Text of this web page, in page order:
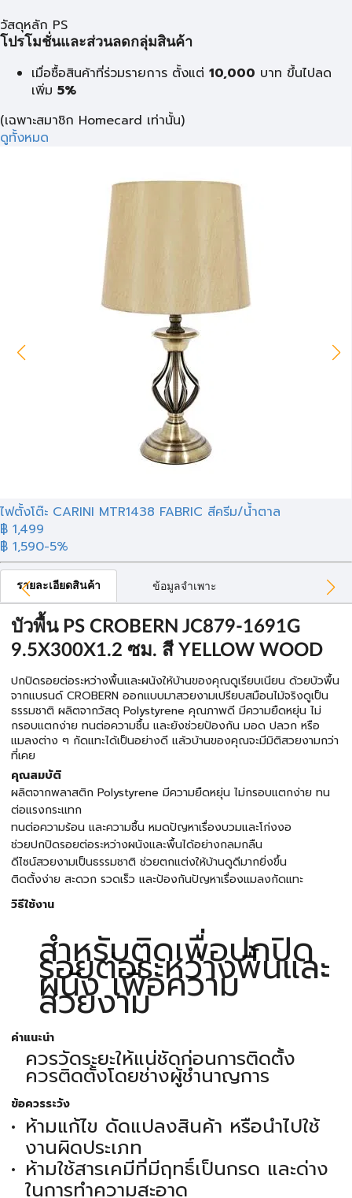
วัสดุหลัก PS
โปรโมชั่นและส่วนลดกลุ่มสินค้า
เมื่อซื้อสินค้าที่ร่วมรายการ ตั้งแต่ 10,000 บาท ขึ้นไปลด
เพิ่ม 5%
(เฉพาะสมาชิก Homecard เท่านั้น)
ดูทั้งหมด
ไฟตั้งโต๊ะ CARINI MTR1438 FABRIC สีครีม/น้ำตาล
฿ 1,499
฿ 1,590-5%
รายละเอียดสินค้า ข้อมูลจำเพาะ
บัวพื้น PS CROBERN JC879-1691G
9.5X300X1.2 ซม. สี YELLOW WOOD
ปกปิดรอยต่อระหว่างพื้นและผนังให้บ้านของคุณดูเรียบเนียน ด้วยบัวพื้น
จากแบรนด์ CROBERN ออกแบบมาสวยงามเปรียบสมือนไม้จริงดูเป็น
ธรรมชาติ ผลิตจากวัสดุ Polystyrene คุณภาพดี มีความยืดหยุ่น ไม่
กรอบแตกง่าย ทนต่อความชื้น และยังช่วยป้องกัน มอด ปลวก หรือ
แมลงต่าง ๆ กัดแทะได้เป็นอย่างดี แล้วบ้านของคุณจะมีมิติสวยงามกว่า
ที่เคย
คุณสมบัติ
ผลิตจากพลาสติก Polystyrene มีความยืดหยุ่น ไม่กรอบแตกง่าย ทน
ต่อแรงกระแทก
ทนต่อความร้อน และความชื้น หมดปัญหาเรื่องบวมและโก่งงอ
ช่วยปกปิดรอยต่อระหว่างผนังและพื้นได้อย่างกลมกลืน
ดีไซน์สวยงามเป็นธรรมชาติ ช่วยตกแต่งให้บ้านดูดีมากยิ่งขึ้น
ติดตั้งง่าย สะดวก รวดเร็ว และป้องกันปัญหาเรื่องแมลงกัดแทะ
วิธีใช้งาน
สำหรับติดเพื่อปกปิด
รอยต่อระหว่างพื้นและ
ผนัง เพื่อความ
สวยงาม
คำแนะนำ
ควรวัดระยะให้แน่ชัดก่อนการติดตั้ง
ควรติดตั้งโดยช่างผู้ชำนาญการ
ข้อควรระวัง
ห้ามแก้ไข ดัดแปลงสินค้า หรือนำไปใช้
งานผิดประเภท
ห้ามใช้สารเคมีที่มีฤทธิ์เป็นกรด และด่าง
ในการทำความสะอาด